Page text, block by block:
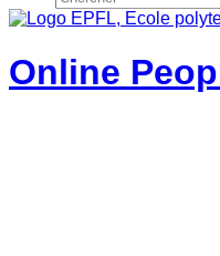
Online